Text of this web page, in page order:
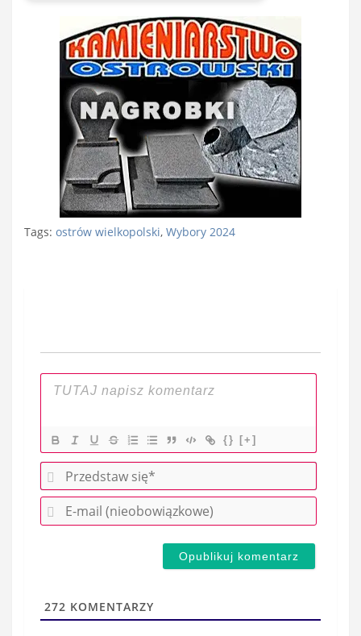
Tags: ostrów wielkopolski, Wybory 2024
{} [+]
P
r
e
w
-
(
272 KOMENTARZY